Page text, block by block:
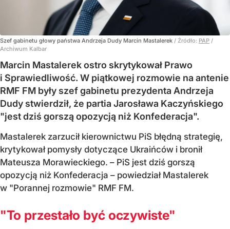
Szef gabinetu głowy państwa Andrzeja Dudy Marcin Mastalerek / Źródło: PAP /
Archiwum Kalbar
Marcin Mastalerek ostro skrytykował Prawo
i Sprawiedliwość. W piątkowej rozmowie na antenie
RMF FM były szef gabinetu prezydenta Andrzeja
Dudy stwierdził, że partia Jarosława Kaczyńskiego
"jest dziś gorszą opozycją niż Konfederacja".
Mastalerek zarzucił kierownictwu PiS błędną strategię,
krytykował pomysły dotyczące Ukraińców i bronił
Mateusza Morawieckiego. – PiS jest dziś gorszą
opozycją niż Konfederacja – powiedział Mastalerek
w "Porannej rozmowie" RMF FM.
"To przestało być oczywiste"